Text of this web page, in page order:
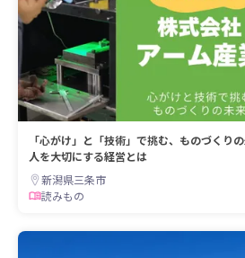
「心がけ」と「技術」で挑む、ものづくり
人を大切にする経営とは
新潟県三条市
読みもの